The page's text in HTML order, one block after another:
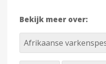
Bekijk meer over:
Afrikaanse